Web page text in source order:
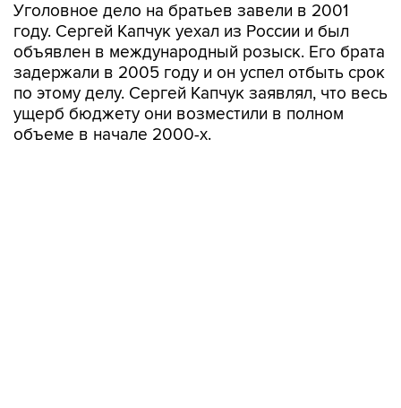
Уголовное дело на братьев завели в 2001
году. Сергей Капчук уехал из России и был
объявлен в международный розыск. Его брата
задержали в 2005 году и он успел отбыть срок
по этому делу. Сергей Капчук заявлял, что весь
ущерб бюджету они возместили в полном
объеме в начале 2000-х.